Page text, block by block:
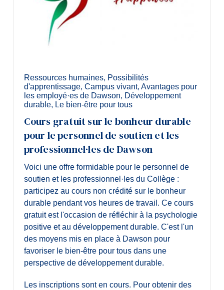
Ressources humaines, Possibilités
d'apprentissage, Campus vivant, Avantages pour
les employé·es de Dawson, Développement
durable, Le bien-être pour tous
Cours gratuit sur le bonheur durable
pour le personnel de soutien et les
professionnel·les de Dawson
Voici une offre formidable pour le personnel de
soutien et les professionnel·les du Collège :
participez au cours non crédité sur le bonheur
durable pendant vos heures de travail. Ce cours
gratuit est l'occasion de réfléchir à la psychologie
positive et au développement durable. C'est l'un
des moyens mis en place à Dawson pour
favoriser le bien-être pour tous dans une
perspective de développement durable.
Les inscriptions sont en cours. Pour obtenir des